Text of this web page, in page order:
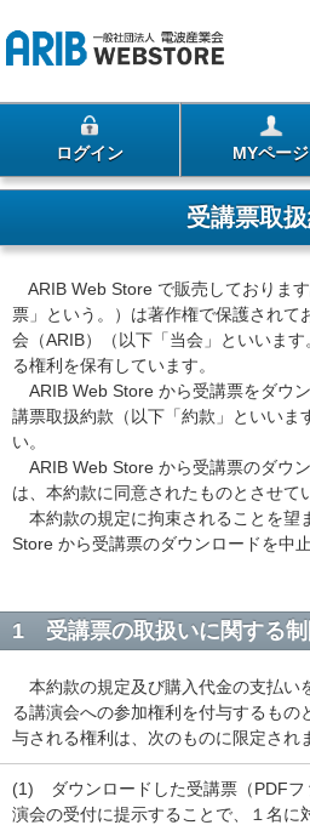
ログイン MYページ
受講票取
ARIB Web Store で販売しておりま
票」という。）は著作権で保護されて
会（ARIB）（以下「当会」といいま
る権利を保有しています。
ARIB Web Store から受講票をダウ
講票取扱約款（以下「約款」といいま
い。
ARIB Web Store から受講票のダウ
は、本約款に同意されたものとさせて
本約款の規定に拘束されることを望
Store から受講票のダウンロードを中
1 受講票の取扱いに関する
本約款の規定及び購入代金の支払い
る講演会への参加権利を付与するもの
与される権利は、次のものに限定され
(1) ダウンロードした受講票（PDFフ
演会の受付に提示することで、１名に